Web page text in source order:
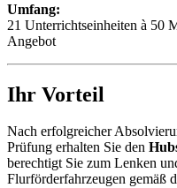
Umfang:
21 Unterrichtseinheiten à 50
Angebot
Ihr Vorteil
Nach erfolgreicher
Prüfung erhalten Sie den
berechtigt Sie zum Lenken
Flurförderfahrzeugen gemäß